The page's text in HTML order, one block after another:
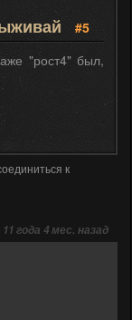
#5
"рост4" был,
к
11 года 4 мес. назад